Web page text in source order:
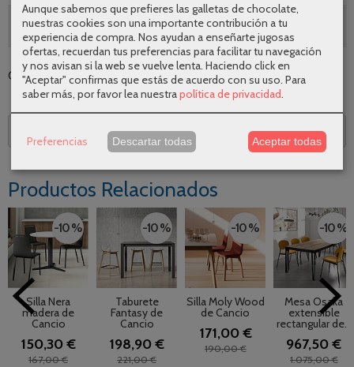
SEGUNDAS REBAJAS AGOSTO
Categoría:Mesas|Tags:| Comentarios
Descripción
Productos Relacionados
-10 %
Silla Nera
madera de
Cancio
150,30 €
167,00 €
-10 %
Taburete
Fantasy de
Cancio
198,90 €
221,00 €
-10 %
Silla Moly Wood
de Cancio
171,00 €
190,00 €
-10 %
Mesa Osaka
extensible
rectangular de...
967,50 €
1.075,00 €
Aunque sabemos que prefieres las galletas de chocolate,
nuestras cookies son una importante contribución a tu
experiencia de compra. Nos ayudan a enseñarte jugosas
ofertas, recuerdan tus preferencias para facilitar tu navegación
y nos avisan si la web se vuelve lenta. Haciendo click en
"Aceptar" confirmas que estás de acuerdo con su uso. Para
saber más, por favor lea nuestrapolítica de privacidad
Preferencias Descartar todas Aceptar todas